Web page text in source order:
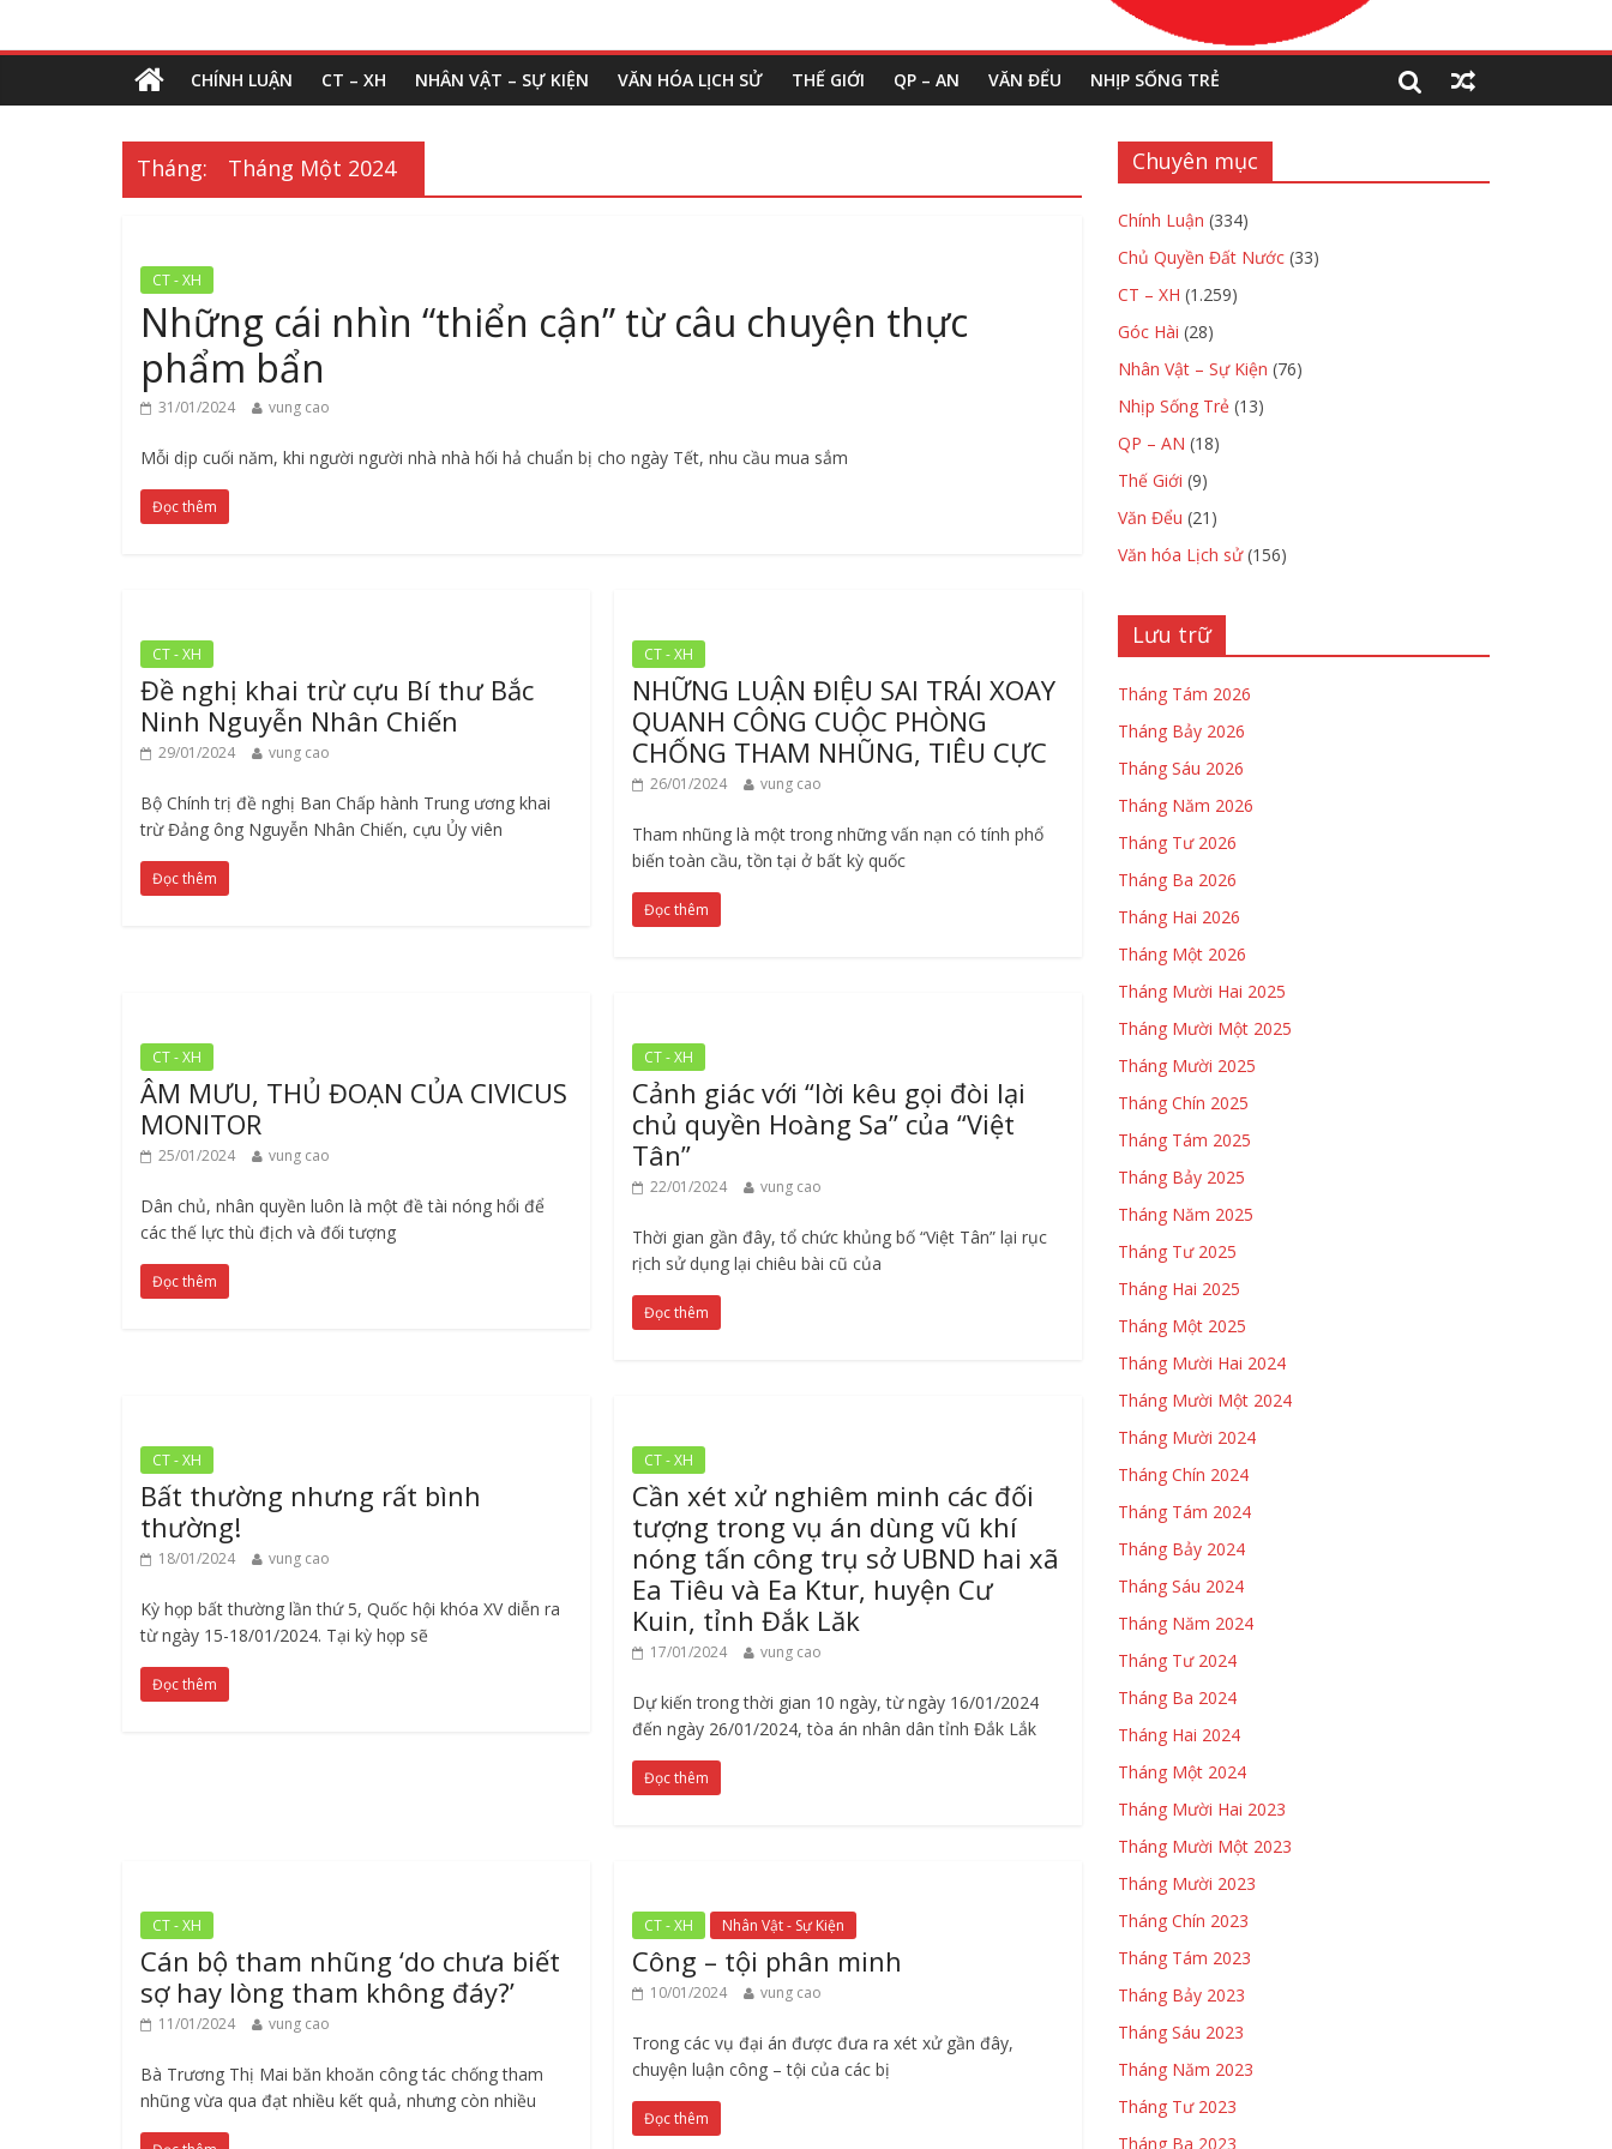
CHÍNH LUẬN CT – XH NHÂN VẬT – SỰ KIỆN VĂN HÓA LỊCH SỬ THẾ GIỚI QP – AN VĂN ĐỂU NHỊP SỐNG TRẺ
Tháng: Tháng Một 2024
CT - XH
Những cái nhìn “thiển cận” từ câu chuyện thực
phẩm bẩn
31/01/2024 vung cao
Mỗi dịp cuối năm, khi người người nhà nhà hối hả chuẩn bị cho ngày Tết, nhu cầu mua sắm
Đọc thêm
CT - XH
Đề nghị khai trừ cựu Bí thư Bắc
Ninh Nguyễn Nhân Chiến
29/01/2024 vung cao
Bộ Chính trị đề nghị Ban Chấp hành Trung ương khai
trừ Đảng ông Nguyễn Nhân Chiến, cựu Ủy viên
Đọc thêm
CT - XH
NHỮNG LUẬN ĐIỆU SAI TRÁI XOAY
QUANH CÔNG CUỘC PHÒNG
CHỐNG THAM NHŨNG, TIÊU CỰC
26/01/2024 vung cao
Tham nhũng là một trong những vấn nạn có tính phổ
biến toàn cầu, tồn tại ở bất kỳ quốc
Đọc thêm
CT - XH
ÂM MƯU, THỦ ĐOẠN CỦA CIVICUS
MONITOR
25/01/2024 vung cao
Dân chủ, nhân quyền luôn là một đề tài nóng hổi để
các thế lực thù địch và đối tượng
Đọc thêm
CT - XH
Cảnh giác với “lời kêu gọi đòi lại
chủ quyền Hoàng Sa” của “Việt
Tân”
22/01/2024 vung cao
Thời gian gần đây, tổ chức khủng bố “Việt Tân” lại rục
rịch sử dụng lại chiêu bài cũ của
Đọc thêm
CT - XH
Bất thường nhưng rất bình
thường!
18/01/2024 vung cao
Kỳ họp bất thường lần thứ 5, Quốc hội khóa XV diễn ra
từ ngày 15-18/01/2024. Tại kỳ họp sẽ
Đọc thêm
CT - XH
Cần xét xử nghiêm minh các đối
tượng trong vụ án dùng vũ khí
nóng tấn công trụ sở UBND hai xã
Ea Tiêu và Ea Ktur, huyện Cư
Kuin, tỉnh Đắk Lăk
17/01/2024 vung cao
Dự kiến trong thời gian 10 ngày, từ ngày 16/01/2024
đến ngày 26/01/2024, tòa án nhân dân tỉnh Đắk Lắk
Đọc thêm
CT - XH
Cán bộ tham nhũng ‘do chưa biết
sợ hay lòng tham không đáy?’
11/01/2024 vung cao
Bà Trương Thị Mai băn khoăn công tác chống tham
nhũng vừa qua đạt nhiều kết quả, nhưng còn nhiều
CT - XH Nhân Vật - Sự Kiện
Công – tội phân minh
10/01/2024 vung cao
Trong các vụ đại án được đưa ra xét xử gần đây,
chuyện luận công – tội của các bị
Đọc thêm
Chuyên mục
Chính Luận (334)
Chủ Quyền Đất Nước (33)
CT – XH (1.259)
Góc Hài (28)
Nhân Vật – Sự Kiện (76)
Nhịp Sống Trẻ (13)
QP – AN (18)
Thế Giới (9)
Văn Đểu (21)
Văn hóa Lịch sử(156)
Lưu trữ
Tháng Tám 2026
Tháng Bảy 2026
Tháng Sáu 2026
Tháng Năm 2026
Tháng Tư 2026
Tháng Ba 2026
Tháng Hai 2026
Tháng Một 2026
Tháng Mười Hai 2025
Tháng Mười Một 2025
Tháng Mười 2025
Tháng Chín 2025
Tháng Tám 2025
Tháng Bảy 2025
Tháng Năm 2025
Tháng Tư 2025
Tháng Hai 2025
Tháng Một 2025
Tháng Mười Hai 2024
Tháng Mười Một 2024
Tháng Mười 2024
Tháng Chín 2024
Tháng Tám 2024
Tháng Bảy 2024
Tháng Sáu 2024
Tháng Năm 2024
Tháng Tư 2024
Tháng Ba 2024
Tháng Hai 2024
Tháng Một 2024
Tháng Mười Hai 2023
Tháng Mười Một 2023
Tháng Mười 2023
Tháng Chín 2023
Tháng Tám 2023
Tháng Bảy 2023
Tháng Sáu 2023
Tháng Năm 2023
Tháng Tư 2023
Tháng Ba 2023